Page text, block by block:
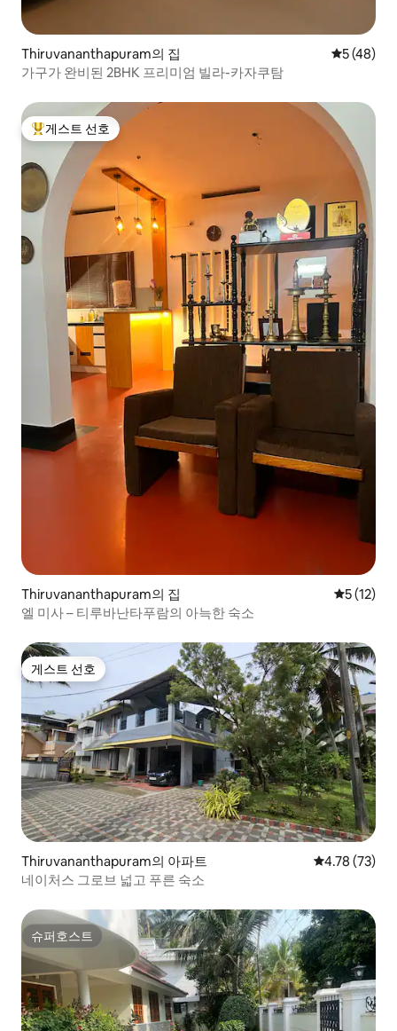
Thiruvananthapuram의 집 평점 5점(5
5 (48)
가구가 완비된 2BHK 프리미엄 빌라-카자쿠탐
상위 게스트 선호
게스트 선호
Thiruvananthapuram의 집 평점 5점
5 (12)
엘 미사 – 티루바난타푸람의 아늑한 숙소
게스트 선호
게스트 선호
Thiruvananthapuram의 아파트 평점 4.78점
4.78 (73)
네이처스 그로브 넓고 푸른 숙소
슈퍼호스트
슈퍼호스트